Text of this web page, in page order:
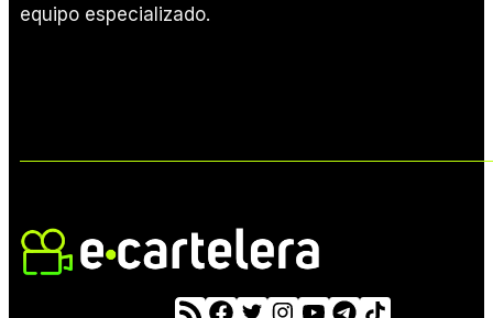
equipo especializado.